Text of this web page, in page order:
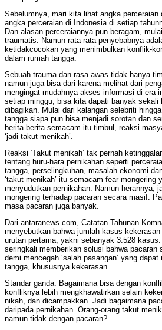
Sebelumnya, mari kita lihat angka perceraian
angka perceraian di Indonesia di setiap
Dan alasan perceraiannya pun beragam,
traumatis. Namun rata-rata penyebabnya
ketidakcocokan yang menimbulkan konflik-
dalam rumah tangga.
Sebuah trauma dan rasa awas tidak hanya
namun juga bisa dari karena melihat dari
mengingat mudahnya akses informasi di era
setiap minggu, bisa kita dapati banyak sekali
dibagikan. Mulai dari kalangan selebriti
tangga siapa pun bisa menjadi sorotan dan
berita-berita semacam itu timbul, reaksi
‘jadi takut menikah’.
Reaksi ‘Takut menikah’ tak pernah
tentang huru-hara pernikahan seperti
tangga, perselingkuhan, masalah ekonomi
‘takut menikah’ itu semacam fear mongering
menyudutkan pernikahan. Namun herannya,
mongering terhadap pacaran secara masif.
masa pacaran juga banyak.
Dari antaranews.com, Catatan Tahunan
menyebutkan bahwa jumlah kasus
urutan pertama, yakni sebanyak 3.528
seringkali memberikan solusi bahwa pacaran
demi mencegah ‘salah pasangan’ yang
tangga, khususnya kekerasan.
Standar ganda. Bagaimana bisa dengan
konfliknya lebih mengkhawatirkan selain
nikah, dan dicampakkan. Jadi bagaimana
daripada pernikahan. Orang-orang takut
namun tidak dengan pacaran?